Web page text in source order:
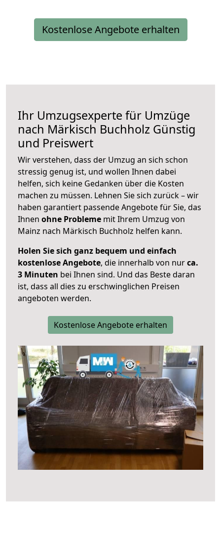
Kostenlose Angebote erhalten
Ihr Umzugsexperte für Umzüge
nach Märkisch Buchholz Günstig
und Preiswert
Wir verstehen, dass der Umzug an sich schon
stressig genug ist, und wollen Ihnen dabei
helfen, sich keine Gedanken über die Kosten
machen zu müssen. Lehnen Sie sich zurück – wir
haben garantiert passende Angebote für Sie, das
Ihnen ohne Probleme mit Ihrem Umzug von
Mainz nach Märkisch Buchholz helfen kann.
Holen Sie sich ganz bequem und einfach
kostenlose Angebote, die innerhalb von nurca.
3 Minuten bei Ihnen sind. Und das Beste daran
ist, dass all dies zu erschwinglichen Preisen
angeboten werden.
Kostenlose Angebote erhalten